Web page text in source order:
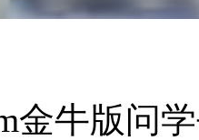
金牛版问学